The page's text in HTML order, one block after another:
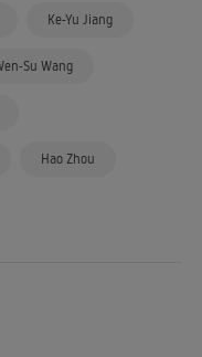
Ke-Yu Jiang
Su Wang
Hao Zhou